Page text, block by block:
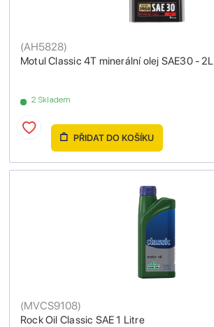
Motul Classic 4T minerální olej SAE30 - 2L
(AH5828)
2 Skladem
PŘIDAT DO KOŠÍKU
Rock Oil Classic SAE 1 Litre
(MVCS9108)